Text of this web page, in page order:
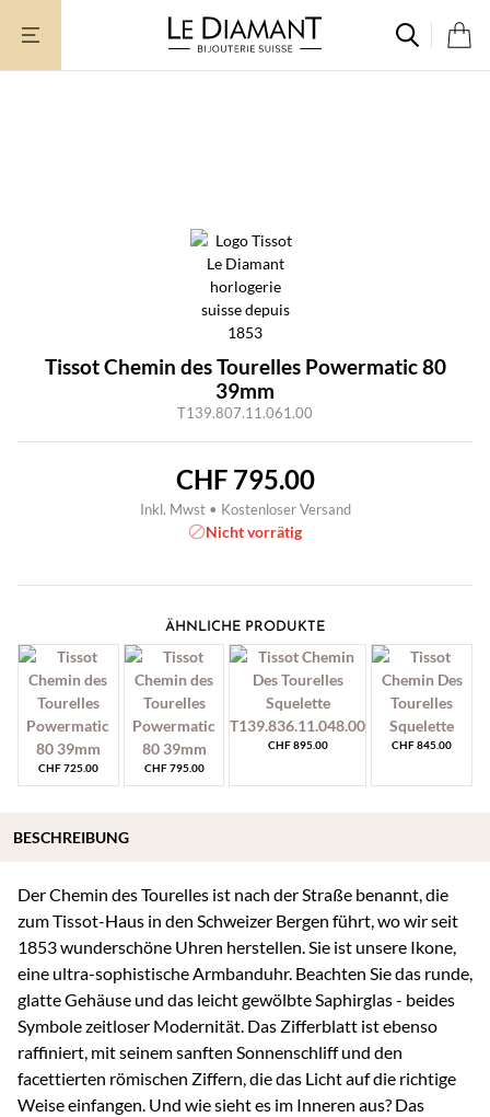
Inhalt
Tissot Chemin des Tourelles Powermatic 80
39mm
T139.807.11.061.00
CHF795.00
Inkl. Mwst • Kostenloser Versand
Nicht vorrätig
ÄHNLICHE PRODUKTE
CHF725.00 CHF795.00
CHF895.00 CHF845.00
Der Chemin des Tourelles ist nach der Straße benannt, die
zum Tissot-Haus in den Schweizer Bergen führt, wo wir seit
1853 wunderschöne Uhren herstellen. Sie ist unsere Ikone,
eine ultra-sophistische Armbanduhr. Beachten Sie das runde,
glatte Gehäuse und das leicht gewölbte Saphirglas - beides
Symbole zeitloser Modernität. Das Zifferblatt ist ebenso
raffiniert, mit seinem sanften Sonnenschliff und den
facettierten römischen Ziffern, die das Licht auf die richtige
Weise einfangen. Und wie sieht es im Inneren aus? Das
BESCHREIBUNG